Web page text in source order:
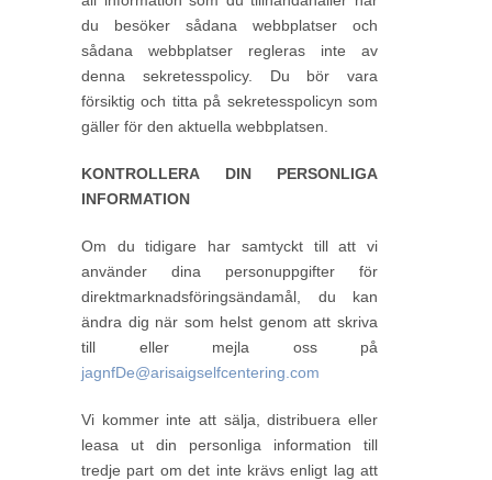
du besöker sådana webbplatser och
sådana webbplatser regleras inte av
denna sekretesspolicy. Du bör vara
försiktig och titta på sekretesspolicyn som
gäller för den aktuella webbplatsen.
KONTROLLERA DIN PERSONLIGA
INFORMATION
Om du tidigare har samtyckt till att vi
använder dina personuppgifter för
direktmarknadsföringsändamål, du kan
ändra dig när som helst genom att skriva
till eller mejla oss på
jagnfDe@arisaigselfcentering.com
Vi kommer inte att sälja, distribuera eller
leasa ut din personliga information till
tredje part om det inte krävs enligt lag att